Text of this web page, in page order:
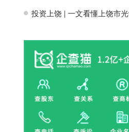
H 投资上饶 | 一文看懂上饶市光学元器件产